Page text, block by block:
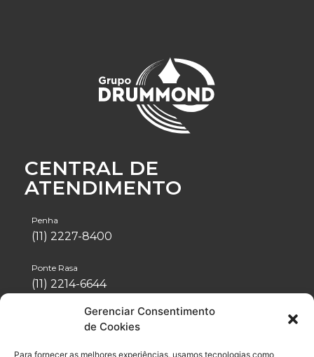
Gerenciar Consentimento
de Cookies
Para fornecer as melhores experiências, usamos tecnologias como
CENTRAL DE
ATENDIMENTO
Penha
(11) 2227-8400
Ponte Rasa
(11) 2214-6644
(11) 2942-1488